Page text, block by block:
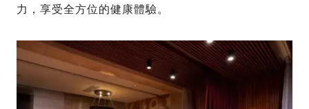
力，享受全方位的健康體驗。